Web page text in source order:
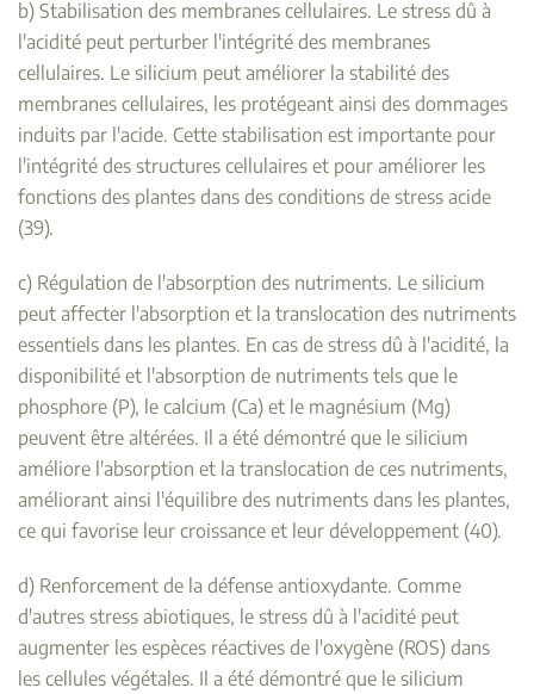
b) Stabilisation des membranes cellulaires. Le stress dû à
l'acidité peut perturber l'intégrité des membranes
cellulaires. Le silicium peut améliorer la stabilité des
membranes cellulaires, les protégeant ainsi des dommages
induits par l'acide. Cette stabilisation est importante pour
l'intégrité des structures cellulaires et pour améliorer les
fonctions des plantes dans des conditions de stress acide
(39).
c) Régulation de l'absorption des nutriments. Le silicium
peut affecter l'absorption et la translocation des nutriments
essentiels dans les plantes. En cas de stress dû à l'acidité, la
disponibilité et l'absorption de nutriments tels que le
phosphore (P), le calcium (Ca) et le magnésium (Mg)
peuvent être altérées. Il a été démontré que le silicium
améliore l'absorption et la translocation de ces nutriments,
améliorant ainsi l'équilibre des nutriments dans les plantes,
ce qui favorise leur croissance et leur développement (40).
d) Renforcement de la défense antioxydante. Comme
d'autres stress abiotiques, le stress dû à l'acidité peut
augmenter les espèces réactives de l'oxygène (ROS) dans
les cellules végétales. Il a été démontré que le silicium